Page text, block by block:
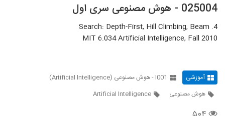
11
025012 - هوش مصنوعی سری اول
۴۲۷ بازدید
12
۴۷۳ بازدید
025004 - هوش مصنوعی سری اول
4. Search: Depth-First, Hill Climbing, Beam
MIT 6.034 Artificial Intelligence, Fall 2010
آموزشی
I001 - هوش مصنوعی (Artificial Intelligence)
هوش مصنوعی
Artificial Intelligence